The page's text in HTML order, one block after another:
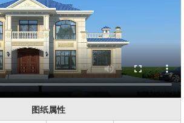
图纸属性